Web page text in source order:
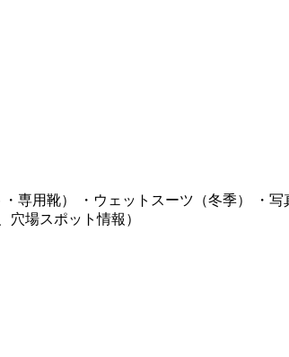
専用靴） ・ウェットスーツ（冬季） ・
場スポット情報）